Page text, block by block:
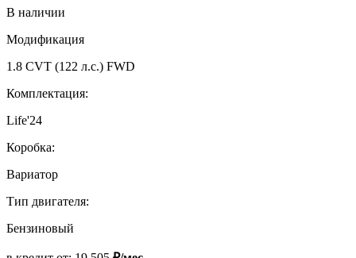
В наличии
Модификация
1.8 CVT (122 л.с.) FWD
Комплектация:
Life'24
Коробка:
Вариатор
Тип двигателя:
Бензиновый